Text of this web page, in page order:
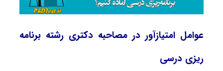
عوامل امتیازآور در مصاحبه دکتری رشته برنامه
‌ریزی درسی